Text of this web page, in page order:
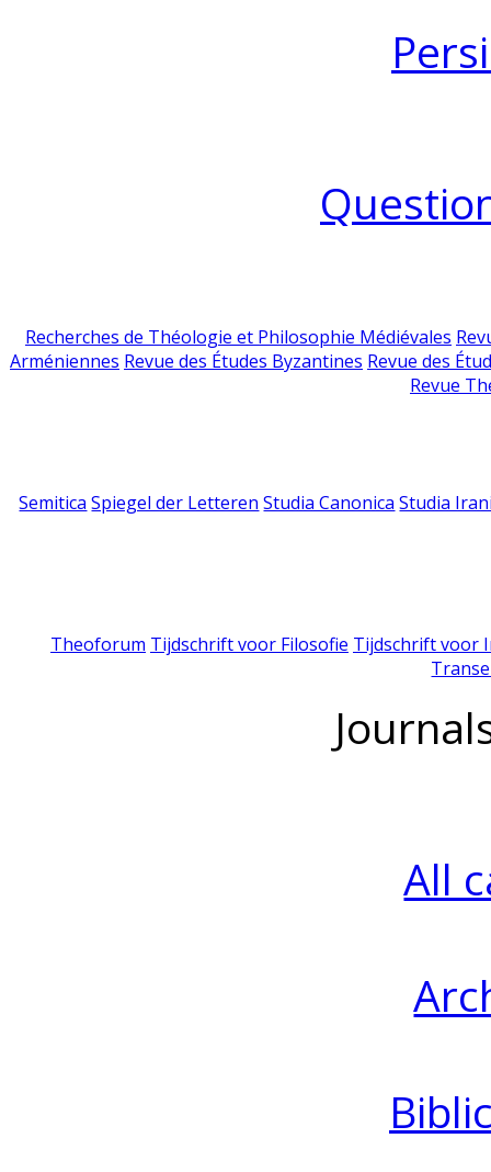
Recherches de Théologie et Philosophie Médiévales
Arméniennes Revue des Études Byzantines Revue des
Revue
Semitica Spiegel der Letteren Studia Canonica Studia
Theoforum Tijdschrift voor Filosofie Tijdschrift voor
All